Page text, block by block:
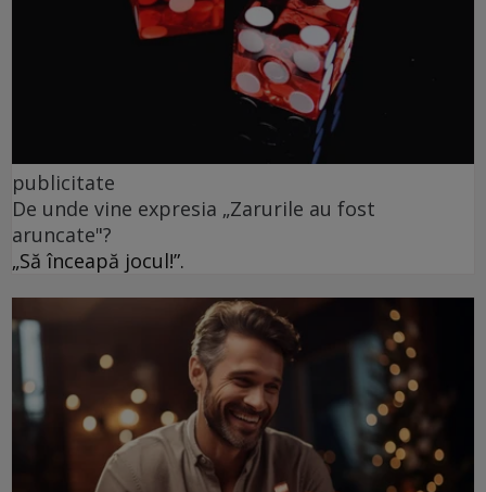
publicitate
De unde vine expresia „Zarurile au fost
aruncate"?
„Să înceapă jocul!”.